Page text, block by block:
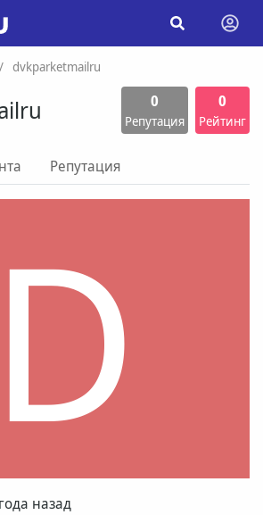
dvkparketmailru
0
Репутация
0
Рейтинг
Репутация
D
назад